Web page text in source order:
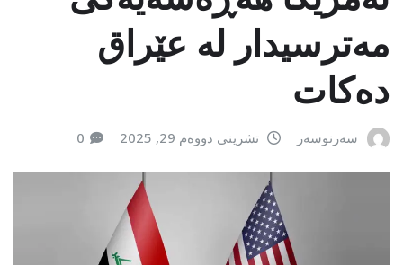
مەترسیدار لە عێراق
دەکات
سەرنوسەر تشرینی دووەم 29, 2025 0